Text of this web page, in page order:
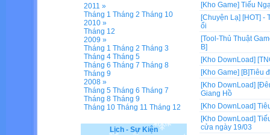
[Kho Game] Tiếu
[Chuyện Lạ] [HOT] -
ổi
[Tool-Thủ Thuật
B]
[Kho DownLoad]
[Kho Game] [B]Tiêu
[Kho DownLoad]
Giang Hồ
[Kho DownLoad]
[Kho DownLoad]
cửa ngày 19/03
2011 »
Tháng 1 Tháng 2 Tháng 10
2010 »
Tháng 12
2009 »
Tháng 1 Tháng 2 Tháng 3
Tháng 4 Tháng 5
Tháng 6 Tháng 7 Tháng 8
Tháng 9
2008 »
Tháng 5 Tháng 6 Tháng 7
Tháng 8 Tháng 9
Tháng 10 Tháng 11 Tháng 12
Lịch - Sự Kiện